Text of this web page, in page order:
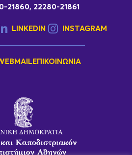
21860, 22280-21861
LINKEDIN INSTAGRAM
ΕΠΙΚΟΙΝΩΝΊΑ